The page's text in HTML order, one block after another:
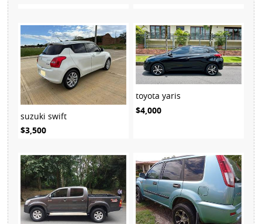
suzuki swift
$3,500
toyota yaris
$4,000